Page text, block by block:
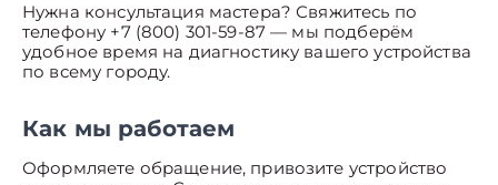
Нужна консультация мастера? Свяжитесь по
телефону +7 (800) 301-59-87 — мы подберём
удобное время на диагностику вашего устройства
по всему городу.
Как мы работаем
Оформляете обращение, привозите устройство